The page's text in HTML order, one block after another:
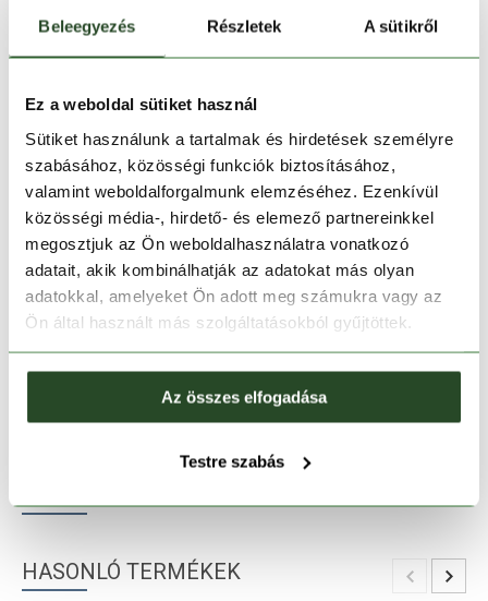
Beleegyezés Részletek A sütikről
Ez a weboldal sütiket használ
Sütiket használunk a tartalmak és hirdetések személyre
szabásához, közösségi funkciók biztosításához,
valamint weboldalforgalmunk elemzéséhez. Ezenkívül
közösségi média-, hirdető- és elemező partnereinkkel
megosztjuk az Ön weboldalhasználatra vonatkozó
adatait, akik kombinálhatják az adatokat más olyan
adatokkal, amelyeket Ön adott meg számukra vagy az
Ön által használt más szolgáltatásokból gyűjtöttek.
Az összes elfogadása
Testre szabás
Kosárba teszem
Melyik üzletben elérhető|Foglalás
30 napos visszaküldés
1-2 munkanapos szállítás
HASONLÓ TERMÉKEK